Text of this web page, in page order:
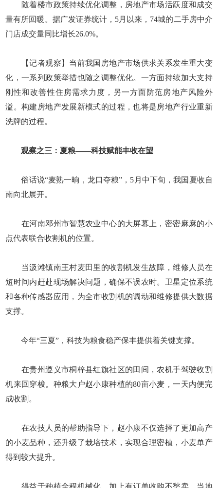
随着楼市政策持续优化调整，房地产市场活跃度和成交
量有所回暖。据广发证券统计，5月以来，74城的二手房中介
门店成交量同比增长26.0%。
【记者观察】当前我国房地产市场供求关系发生重大变
化，一系列政策举措也随之调整优化。一方面持续加大支持
刚性和改善性住房需求力度，另一方面防范房地产风险外
溢。构建房地产发展新模式的过程，也将是房地产行业重新
洗牌的过程。
观察之三：夏粮——科技赋能丰收在望
俗话说“麦熟一晌，龙口夺粮”，5月中下旬，我国夏收自
南向北展开。
在河南邓州市智慧农业中心的大屏幕上，密密麻麻的小
点代表联合收割机的位置。
当汲滩镇南王村麦田里的收割机发生故障，维修人员在
短时间内赶赴现场解决问题，确保不误农时。卫星定位系统
和各种传感器应用，为全市收割机的调动和维修提供大数据
支撑。
今年“三夏”，科技为粮食稳产保丰提供着关键支撑。
在贵州遵义市桐梓县红旗社区的田间，农机手驾驶收割
机来回穿梭。种粮大户赵小康种植的80亩小麦，一天内便完
成收割。
在农技人员的帮助指导下，赵小康不仅选择了更加高产
的小麦品种，还升级了栽培技术，实现合理密植，小麦单产
得到较大提升。
得益于种植全程机械化，加上有订单收购不愁卖，当地